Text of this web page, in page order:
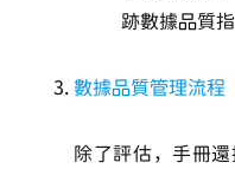
跡數據品質
數據品質管理流程
除了評估，手冊還